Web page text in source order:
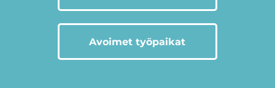
Avoimet työpaikat